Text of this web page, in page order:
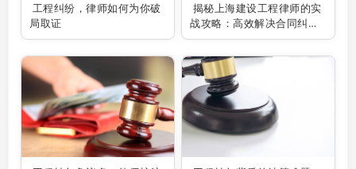
工程纠纷，律师如何为你破
局取证
揭秘上海建设工程律师的实
战攻略：高效解决合同纠纷
的秘诀